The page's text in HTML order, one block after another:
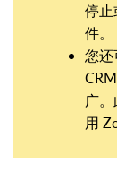
停
件。
您还
广
用